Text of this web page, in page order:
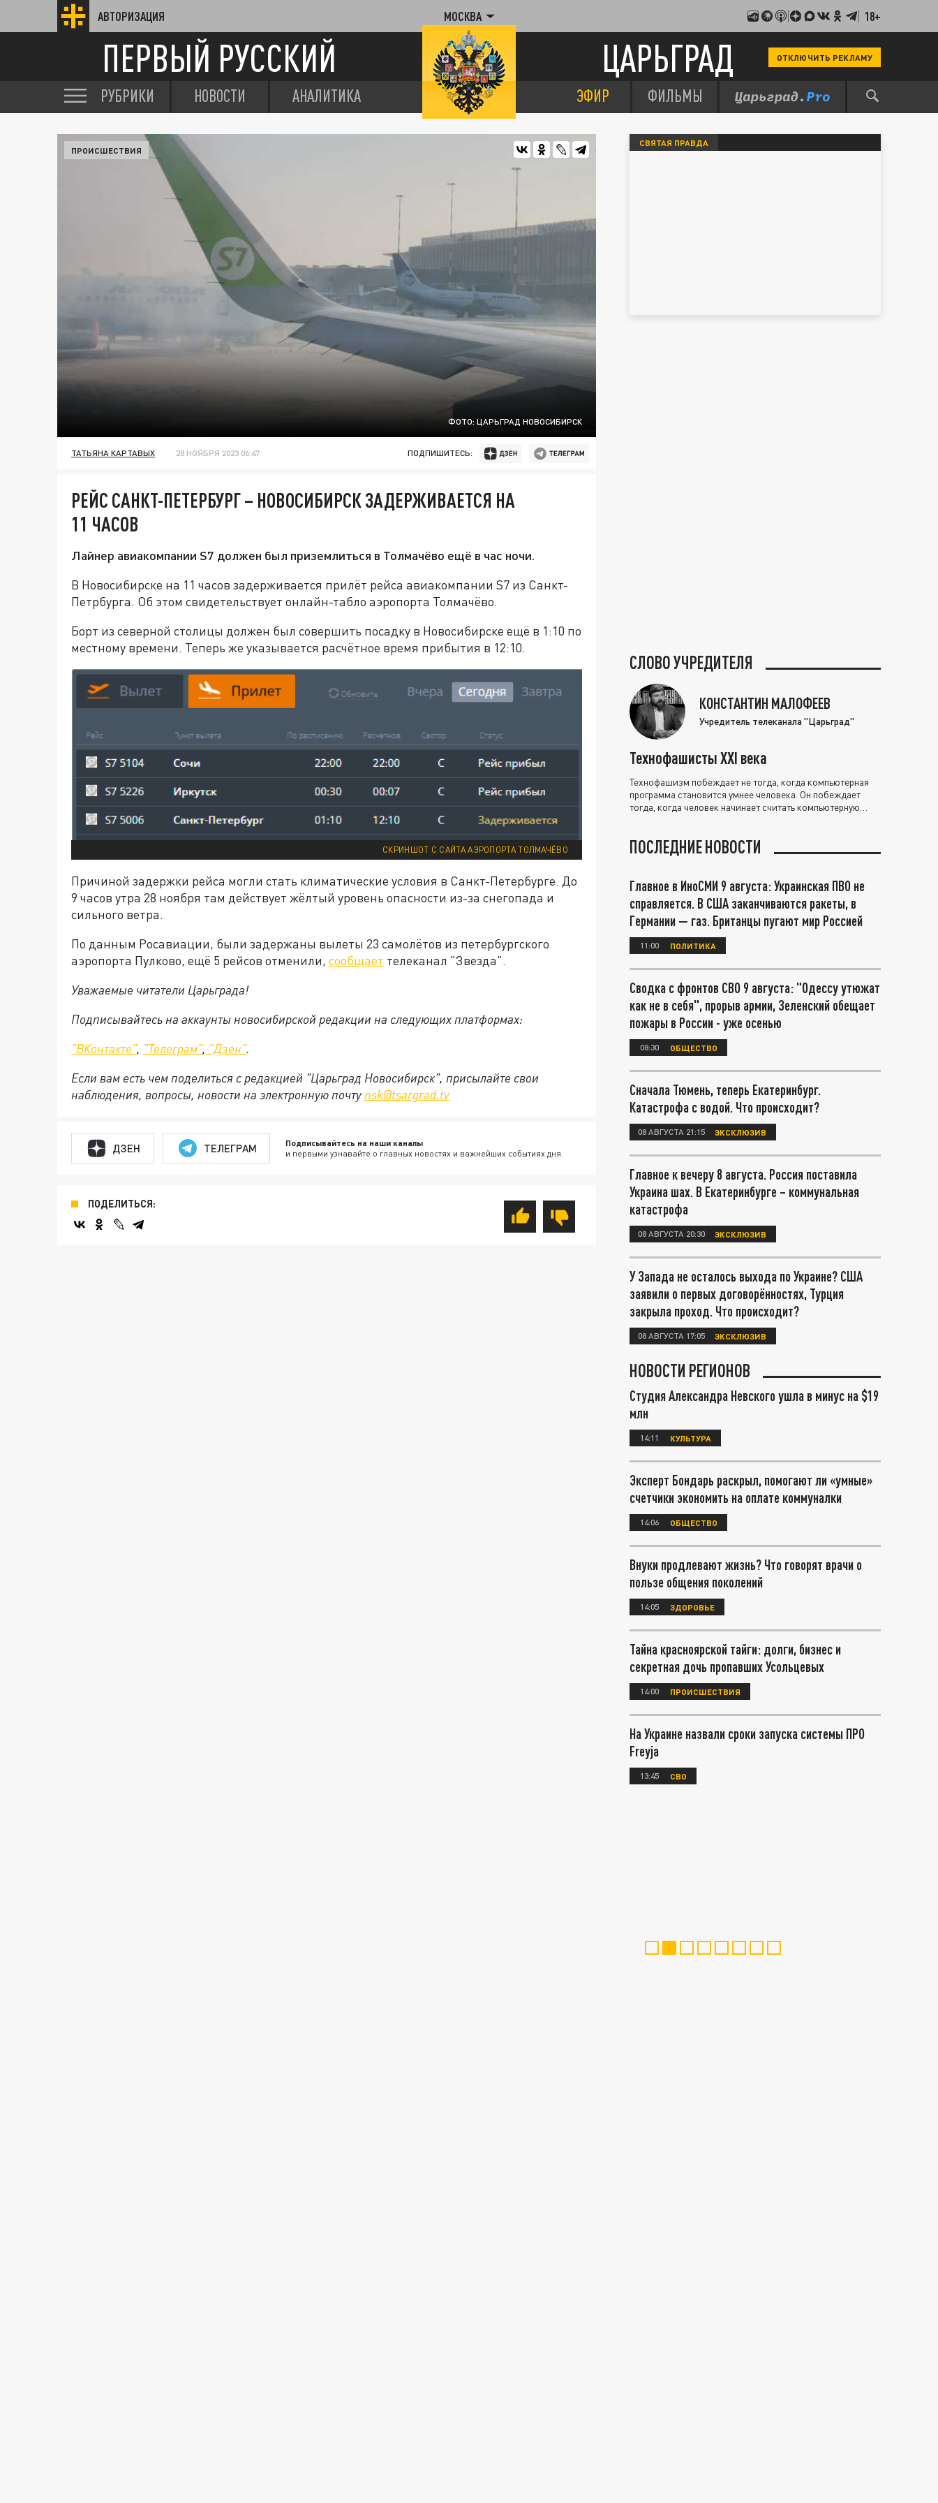
АВТОРИЗАЦИЯ МОСКВА 18+
ПЕРВЫЙ РУССКИЙ ЦАРЬГРАД ОТКЛЮЧИТЬ РЕКЛАМУ
РУБРИКИ НОВОСТИ АНАЛИТИКА ЭФИР ФИЛЬМЫ
ФОТО: ЦАРЬГРАД НОВОСИБИРСК
ПРОИСШЕСТВИЯ
ТАТЬЯНА КАРТАВЫХ 28 НОЯБРЯ 2023 06:47 ПОДПИШИТЕСЬ:
РЕЙС САНКТ-ПЕТЕРБУРГ – НОВОСИБИРСК ЗАДЕРЖИВАЕТСЯ НА
11 ЧАСОВ
Лайнер авиакомпании S7 должен был приземлиться в Толмачёво ещё в час ночи.
В Новосибирске на 11 часов задерживается прилёт рейса авиакомпании S7 из Санкт-
Петрбурга. Об этом свидетельствует онлайн-табло аэропорта Толмачёво.
Борт из северной столицы должен был совершить посадку в Новосибирске ещё в 1:10 по
местному времени. Теперь же указывается расчётное время прибытия в 12:10.
СКРИНШОТ С САЙТА АЭРОПОРТА ТОЛМАЧЁВО
Причиной задержки рейса могли стать климатические условия в Санкт-Петербурге. До
9 часов утра 28 ноября там действует жёлтый уровень опасности из-за снегопада и
сильного ветра.
По данным Росавиации, были задержаны вылеты 23 самолётов из петербургского
аэропорта Пулково, ещё 5 рейсов отменили, сообщает телеканал "Звезда".
Уважаемые читатели Царьграда!
Подписывайтесь на аккаунты новосибирской редакции на следующих платформах:
"ВКонтакте", "Телеграм", "Дзен".
Если вам есть чем поделиться с редакцией "Царьград Новосибирск", присылайте свои
наблюдения, вопросы, новости на электронную почту nsk@tsargrad.tv
ДЗЕН ТЕЛЕГРАМ Подписывайтесь на наши каналы
и первыми узнавайте о главных новостях и важнейших событиях дня.
ПОДЕЛИТЬСЯ:
СВЯТАЯ ПРАВДА
СЛОВО УЧРЕДИТЕЛЯ
КОНСТАНТИН МАЛОФЕЕВ
Учредитель телеканала "Царьград"
Технофашисты XXI века
Технофашизм побеждает не тогда, когда компьютерная
программа становится умнее человека. Он побеждает
тогда, когда человек начинает считать компьютерную
ПОСЛЕДНИЕ НОВОСТИ
Главное в ИноСМИ 9 августа: Украинская ПВО не
справляется. В США заканчиваются ракеты, в
Германии — газ. Британцы пугают мир Россией
11:00 ПОЛИТИКА
Сводка с фронтов СВО 9 августа: "Одессу утюжат
как не в себя", прорыв армии, Зеленский обещает
пожары в России - уже осенью
08:30 ОБЩЕСТВО
Сначала Тюмень, теперь Екатеринбург.
Катастрофа с водой. Что происходит?
08 АВГУСТА 21:15 ЭКСКЛЮЗИВ
Главное к вечеру 8 августа. Россия поставила
Украина шах. В Екатеринбурге – коммунальная
катастрофа
08 АВГУСТА 20:30 ЭКСКЛЮЗИВ
У Запада не осталось выхода по Украине? США
заявили о первых договорённостях, Турция
закрыла проход. Что происходит?
08 АВГУСТА 17:05 ЭКСКЛЮЗИВ
НОВОСТИ РЕГИОНОВ
Студия Александра Невского ушла в минус на $19
млн
14:11 КУЛЬТУРА
Эксперт Бондарь раскрыл, помогают ли «умные»
счетчики экономить на оплате коммуналки
14:06 ОБЩЕСТВО
Внуки продлевают жизнь? Что говорят врачи о
пользе общения поколений
14:05 ЗДОРОВЬЕ
Тайна красноярской тайги: долги, бизнес и
секретная дочь пропавших Усольцевых
14:00 ПРОИСШЕСТВИЯ
На Украине назвали сроки запуска системы ПРО
Freyja
13:45 СВО